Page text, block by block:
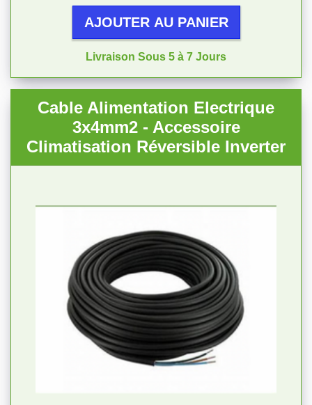
AJOUTER AU PANIER
Livraison Sous 5 à 7 Jours
Cable Alimentation Electrique
3x4mm2 - Accessoire
Climatisation Réversible Inverter